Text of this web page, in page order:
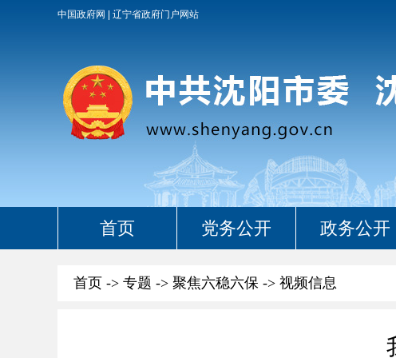
中国政府网 辽宁省政府门户网站
首页 党务公开 政务公开
首页 -> 专题 -> 聚焦六稳六保 -> 视频信息